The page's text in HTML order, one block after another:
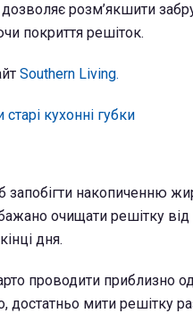
розм’якшити
покриття решіток.
Southern Living.
кухонні губки
накопиченню
очищати решітку від
дня.
проводити приблизно
мити решітку